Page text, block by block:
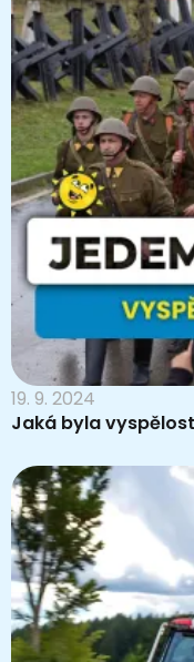
19. 9. 2024
Jaká byla